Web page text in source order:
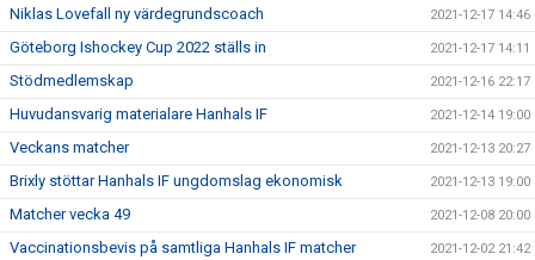
Niklas Lovefall ny värdegrundscoach 2021-12-17 14:46
Göteborg Ishockey Cup 2022 ställs in 2021-12-17 14:11
Stödmedlemskap 2021-12-16 22:17
Huvudansvarig materialare Hanhals IF 2021-12-14 19:00
Veckans matcher 2021-12-13 20:27
Brixly stöttar Hanhals IF ungdomslag ekonomisk 2021-12-13 19:00
Matcher vecka 49 2021-12-08 20:00
Vaccinationsbevis på samtliga Hanhals IF matcher 2021-12-02 21:42